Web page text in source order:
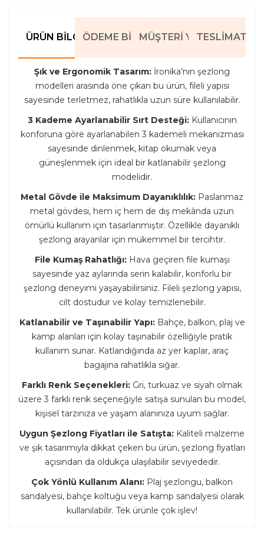
ÜRÜN BILGILERIÖDEME BILGILERIMÜŞTERI YORUMLARI
TESLIMAT
Şık ve Ergonomik Tasarım: İronika’nın şezlong
modelleri arasında öne çıkan bu ürün, fileli yapısı
sayesinde terletmez, rahatlıkla uzun süre kullanılabilir.
3 Kademe Ayarlanabilir Sırt Desteği:Kullanıcının
konforuna göre ayarlanabilen 3 kademeli mekanizması
sayesinde dinlenmek, kitap okumak veya
güneşlenmek için ideal bir katlanabilir şezlong
modelidir.
Metal Gövde ile Maksimum Dayanıklılık: Paslanmaz
metal gövdesi, hem iç hem de dış mekânda uzun
ömürlü kullanım için tasarlanmıştır. Özellikle dayanıklı
şezlong arayanlar için mükemmel bir tercihtir.
File Kumaş Rahatlığı:Hava geçiren file kumaşı
sayesinde yaz aylarında serin kalabilir, konforlu bir
şezlong deneyimi yaşayabilirsiniz. Fileli şezlong yapısı,
cilt dostudur ve kolay temizlenebilir.
Katlanabilir ve Taşınabilir Yapı:Bahçe, balkon, plaj ve
kamp alanları için kolay taşınabilir özelliğiyle pratik
kullanım sunar. Katlandığında az yer kaplar, araç
bagajına rahatlıkla sığar.
Farklı Renk Seçenekleri: Gri, turkuaz ve siyah olmak
üzere 3 farklı renk seçeneğiyle satışa sunulan bu model,
kişisel tarzınıza ve yaşam alanınıza uyum sağlar.
Uygun Şezlong Fiyatları ile Satışta: Kaliteli malzeme
ve şık tasarımıyla dikkat çeken bu ürün, şezlong fiyatları
açısından da oldukça ulaşılabilir seviyededir.
Çok Yönlü Kullanım Alanı: Plaj şezlongu, balkon
sandalyesi, bahçe koltuğu veya kamp sandalyesi olarak
kullanılabilir. Tek ürünle çok işlev!